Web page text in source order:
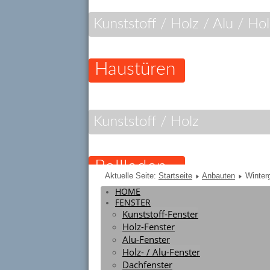
Kunststoff / Holz / Alu /
Haustüren
Kunststoff / Holz
Rollladen
Alu / Holz-Alu
Komfort
Aktuelle Seite: Startseite Anbauten
HOME
FENSTER
Kunststoff-Fenster
Holz-Fenster
Alu-Fenster
Holz- / Alu-Fenster
Dachfenster